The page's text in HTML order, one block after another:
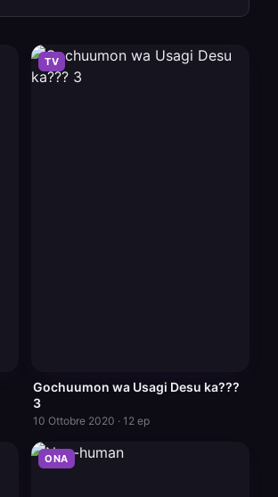
TV
Gochuumon wa Usagi Desu ka???
3
10 Ottobre 2020 · 12 ep
ONA